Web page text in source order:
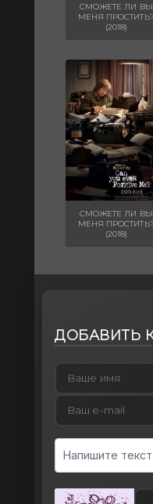
СМОЖЕТЕ ЛИ ВЫ
МЕНЯ ПРОСТИТЬ?
(2018)
СМОЖЕТЕ ЛИ ВЫ
МЕНЯ ПРОСТИТЬ?
(2018)
ДОБАВИТЬ